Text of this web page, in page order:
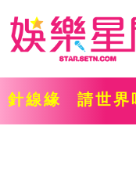
針線緣 請世界